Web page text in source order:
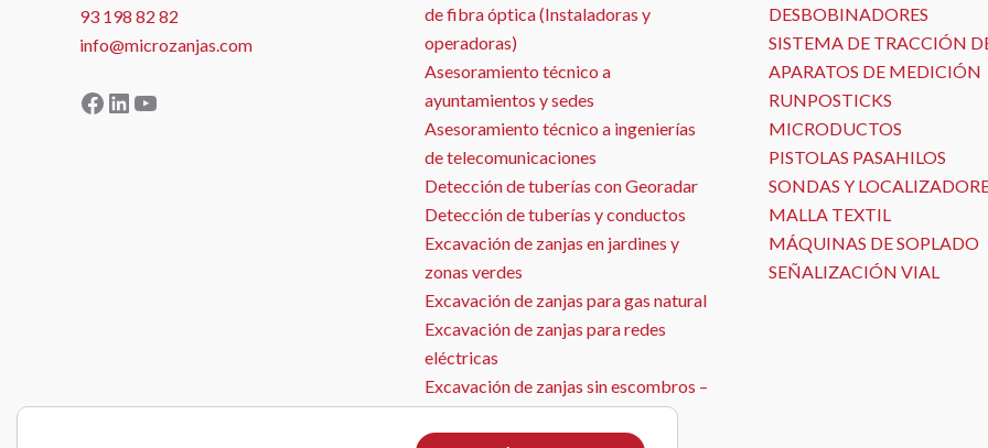
93 198 82 82
info@microzanjas.com
Facebook
LinkedIn
YouTube
de fibra óptica (Instaladoras y
operadoras)
Asesoramiento técnico a
ayuntamientos y sedes
Asesoramiento técnico a ingenierías
de telecomunicaciones
Detección de tuberías con Georadar
Detección de tuberías y conductos
Excavación de zanjas en jardines y
zonas verdes
Excavación de zanjas para gas natural
Excavación de zanjas para redes
eléctricas
Excavación de zanjas sin escombros –
Microzanja con aspirado
Instalación de sensores
DESBOBINADORES
SISTEMA DE TRACCIÓN
APARATOS DE MEDICIÓN
RUNPOSTICKS
MICRODUCTOS
PISTOLAS PASAHILOS
SONDAS Y
MALLA TEXTIL
MÁQUINAS DE SOPLADO
SEÑALIZACIÓN VIAL